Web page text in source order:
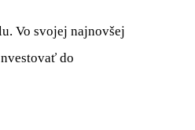
Vo svojej najnovšej
do